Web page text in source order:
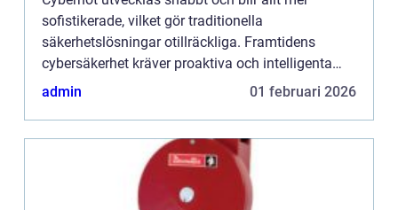
sofistikerade, vilket gör traditionella
säkerhetslösningar otillräckliga. Framtidens
cybersäkerhet kräver proaktiva och intelligenta
system som kan identifiera, analysera och n...
admin 01 februari 2026